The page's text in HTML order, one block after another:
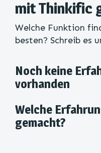
mit Thinkific
Welche Funktion
besten? Schreib es
Noch keine
vorhanden
Welche
gemacht?